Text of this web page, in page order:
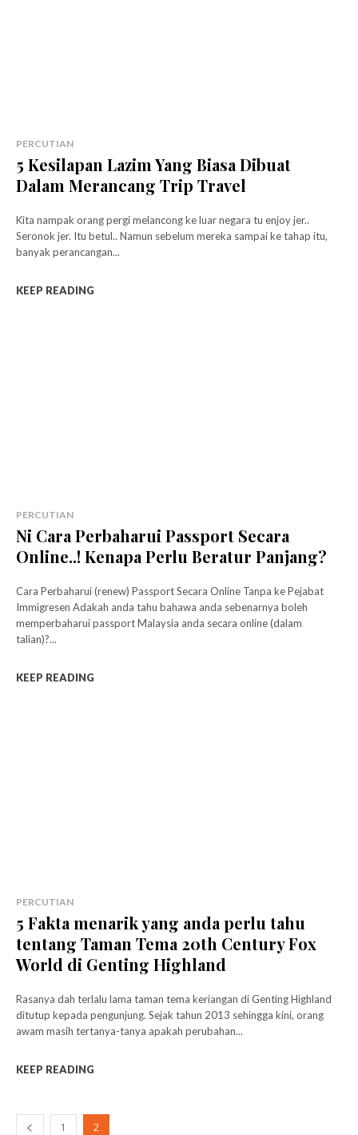
PERCUTIAN
5 Kesilapan Lazim Yang Biasa Dibuat
Dalam Merancang Trip Travel
Kita nampak orang pergi melancong ke luar negara tu enjoy jer..
Seronok jer. Itu betul.. Namun sebelum mereka sampai ke tahap itu,
banyak perancangan...
KEEP READING
PERCUTIAN
Ni Cara Perbaharui Passport Secara
Online..! Kenapa Perlu Beratur Panjang?
Cara Perbaharui (renew) Passport Secara Online Tanpa ke Pejabat
Immigresen Adakah anda tahu bahawa anda sebenarnya boleh
memperbaharui passport Malaysia anda secara online (dalam
talian)?...
KEEP READING
PERCUTIAN
5 Fakta menarik yang anda perlu tahu
tentang Taman Tema 20th Century Fox
World di Genting Highland
Rasanya dah terlalu lama taman tema keriangan di Genting Highland
ditutup kepada pengunjung. Sejak tahun 2013 sehingga kini, orang
awam masih tertanya-tanya apakah perubahan...
KEEP READING
1 2